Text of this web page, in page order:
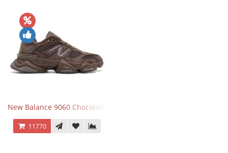
New Balance 9060 Chocolate Brown
11770